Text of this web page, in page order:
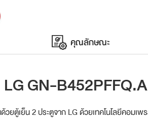
คุณลักษณะ
GN-
ยตู้เย็น 2 ประตูจาก LG ด้วยเทคโนโลยีคอมเ